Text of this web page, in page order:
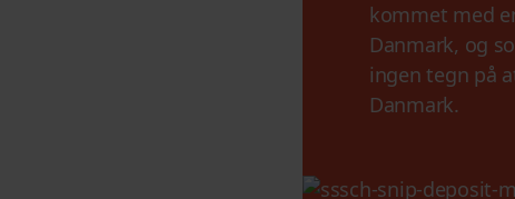
kommet med
Danmark, og
ingen tegn på
Danmark.